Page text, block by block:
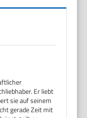
Er liebt
sie auf seinem
gerade Zeit mit